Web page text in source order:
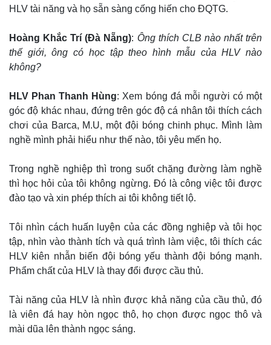
HLV tài năng và họ sẵn sàng cống hiến cho ĐQTG.
Hoàng Khắc Trí (Đà Nẵng): Ông thích CLB nào nhất trên
thế giới, ông có học tập theo hình mẫu của HLV nào
không?
HLV Phan Thanh Hùng: Xem bóng đá mỗi người có một
góc độ khác nhau, đứng trên góc độ cá nhân tôi thích cách
chơi của Barca, M.U, một đội bóng chinh phục. Mình làm
nghề mình phải hiểu như thế nào, tôi yêu mến họ.
Trong nghề nghiệp thì trong suốt chặng đường làm nghề
thì học hỏi của tôi không ngừng. Đó là công việc tôi được
đào tạo và xin phép thích ai tôi không tiết lộ.
Tôi nhìn cách huấn luyện của các đồng nghiệp và tôi học
tập, nhìn vào thành tích và quá trình làm việc, tôi thích các
HLV kiên nhẫn biến đội bóng yếu thành đội bóng mạnh.
Phẩm chất của HLV là thay đổi được cầu thủ.
Tài năng của HLV là nhìn được khả năng của cầu thủ, đó
là viên đá hay hòn ngọc thô, họ chọn được ngọc thô và
mài dũa lên thành ngọc sáng.